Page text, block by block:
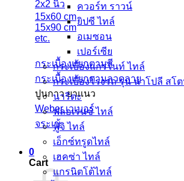
2x2 นิ้ว
15x60 cm
15x90 cm
etc.
กระเบื้องแยกตามสี
กระเบื้องแยกตามลวดลาย
ปูนกาว ยาแนว
Weber เวเบอร์
จระเข้
0
Cart
ควอร์ท ราวน์
ยิปซี ไทล์
อเมซอน
เปอร์เซีย
กระเบื้องแกรไนท์ ไทล์
กระเบื้องโรงรถ รุ่น นาโปลี สโ
นาริตะ
ฟลอเรนซ์ ไทล์
ฟูจิ ไทล์
เอ็กซ์ทรูดไทล์
เฮคซ่า ไทล์
แกรนิตโต้ไทล์